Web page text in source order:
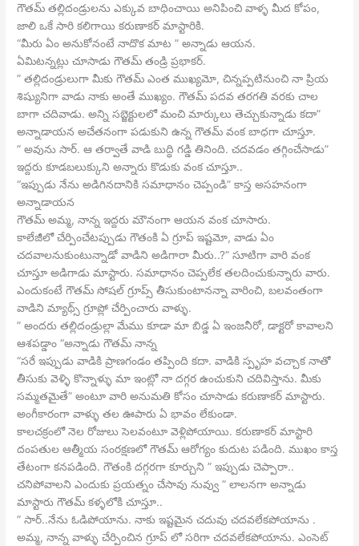
గౌతమ్ తల్లిదండ్రులను ఎక్కువ బాధించాయి అనిపించి వాళ్ళ మీద కోపం,
జాలి ఒకే సారి కలిగాయి కరుణాకర్ మాస్టారికి.
“మీరు ఏం అనుకోనంటే నాదొక మాట ” అన్నాడు ఆయన.
ఏమిటన్నట్లు చూసాడు గౌతమ్ తండ్రి ప్రభాకర్.
” తల్లిదండ్రులుగా మీకు గౌతమ్ ఎంత ముఖ్యమో, చిన్నప్పటినుంచి నా ప్రియ
శిష్యునిగా వాడు నాకు అంతే ముఖ్యం. గౌతమ్ పదవ తరగతి వరకు చాల
బాగా చదివాడు. అన్ని సబ్జెక్టులలో మంచి మార్కులు తెచ్చుకున్నాడు కదా”
అన్నాడాయన అచేతనంగా పడుకుని ఉన్న గౌతమ్ వంక బాధగా చూస్తూ.
” అవును సార్. ఆ తర్వాతే వాడి బుద్ధి గడ్డి తినింది. చదవడం తగ్గించేసాడు”
ఇద్దరు కూడబలుక్కుని అన్నారు కొడుకు వంక చూస్తూ..
“ఇప్పుడు నేను అడిగినదానికి సమాధానం చెప్పండి” కాస్త అసహనంగా
అన్నాడాయన
గౌతమ్ అమ్మ, నాన్న ఇద్దరు మౌనంగా ఆయన వంక చూసారు.
కాలేజీలో చేర్పించేటప్పుడు గౌతంకి ఏ గ్రూప్ ఇష్టమో, వాడు ఏం
చదవాలనుకుంటున్నాడో వాడిని అడిగారా మీరు..?” సూటిగా వారి వంక
చూస్తూ అడిగాడు మాస్టారు. సమాధానం చెప్పలేక తలదించుకున్నారు వారు.
ఎందుకంటే గౌతమ్ సోషల్ గ్రూప్స్ తీసుకుంటానన్నా వారించి, బలవంతంగా
వాడిని మ్యాథ్స్ గ్రూప్లో చేర్పించారు వాళ్ళు.
” అందరు తల్లిదండ్రుల్లా మేము కూడా మా బిడ్డ ఏ ఇంజనీరో, డాక్టరో కావాలని
ఆశపడ్డాం “అన్నాడు గౌతమ్ నాన్న
“సరే ఇప్పుడు వాడికి ప్రాణగండం తప్పింది కదా. వాడికి స్పృహ వచ్చాక నాతో
తీసుకు వెళ్ళి కొన్నాళ్ళు మా ఇంట్లో నా దగ్గర ఉంచుకుని చదివిస్తాను. మీకు
సమ్మతమైతే” అంటూ వారి అనుమతి కోసం చూసాడు కరుణాకర్ మాస్టారు.
అంగీకారంగా వాళ్ళు తల ఊపారు ఏ భావం లేకుండా.
కాలచక్రంలో నెల రోజులు సెలవంటూ వెళ్లిపోయాయి. కరుణాకర్ మాస్టారి
దంపతుల ఆత్మీయ సంరక్షణలో గౌతమ్ ఆరోగ్యం కుదుట పడింది. ముఖం కాస్త
తేటంగా కనపడింది. గౌతంకి దగ్గరగా కూర్చుని ” ఇప్పుడు చెప్పారా..
చనిపోవాలని ఎందుకు ప్రయత్నం చేసావు నువ్వు ” లాలనగా అన్నాడు
మాస్టారు గౌతమ్ కళ్ళలోకి చూస్తూ..
” సార్..నేను ఓడిపోయాను. నాకు ఇష్టమైన చదువు చదవలేకపోయాను .
అమ్మ, నాన్న వాళ్ళు చేర్పించిన గ్రూప్ లో సరిగా చదవలేకపోయాను. ఎంసెట్